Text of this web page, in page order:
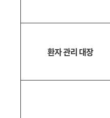
환자 관리 대장